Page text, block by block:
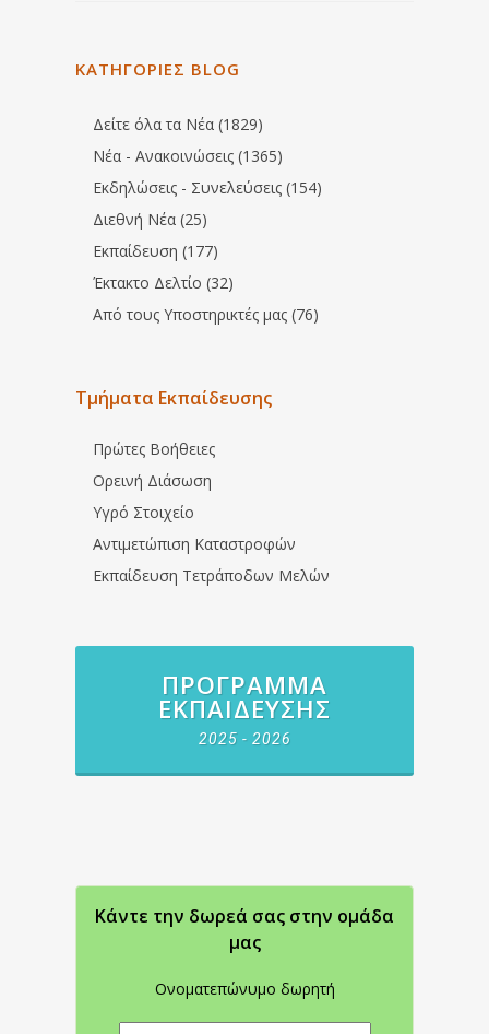
ΚΑΤΗΓΟΡΙΕΣ BLOG
Δείτε όλα τα Νέα (1829)
Νέα - Ανακοινώσεις (1365)
Εκδηλώσεις - Συνελεύσεις (154)
Διεθνή Νέα (25)
Εκπαίδευση (177)
Έκτακτο Δελτίο (32)
Από τους Υποστηρικτές μας (76)
Τμήματα Εκπαίδευσης
Πρώτες Βοήθειες
Ορεινή Διάσωση
Υγρό Στοιχείο
Αντιμετώπιση Καταστροφών
Εκπαίδευση Τετράποδων Μελών
ΠΡΌΓΡΑΜΜΑ
ΕΚΠΑΊΔΕΥΣΗΣ
2025 - 2026
Κάντε την δωρεά σας στην oμάδα
μας
Ονοματεπώνυμο δωρητή